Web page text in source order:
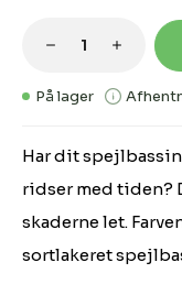
Har dit
ridser med tiden?
skaderne let.
sortlakeret
På lager